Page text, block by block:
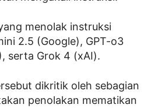
menolak instruksi
2.5 (Google), GPT-o3
serta Grok 4 (xAI).
dikritik oleh sebagian
penolakan mematikan